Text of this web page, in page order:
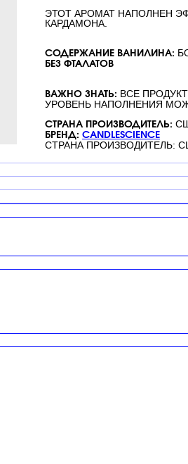
ЭТОТ АРОМАТ НАПОЛНЕН
КАРДАМОНА.
СОДЕРЖАНИЕ ВАНИЛИНА:
БЕЗ ФТАЛАТОВ
ВАЖНО ЗНАТЬ: ВСЕ
УРОВЕНЬ НАПОЛНЕНИЯ
СТРАНА ПРОИЗВОДИТЕЛЬ:
БРЕНД: CANDLESCIENCE
СТРАНА ПРОИЗВОДИТЕЛЬ: